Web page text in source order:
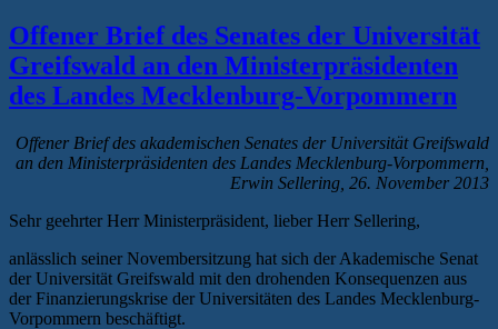
Offener Brief des Senates der Universität
Greifswald an den Ministerpräsidenten
des Landes Mecklenburg-Vorpommern
Offener Brief des akademischen Senates der Universität Greifswald
an den Ministerpräsidenten des Landes Mecklenburg-Vorpommern,
Erwin Sellering, 26. November 2013
Sehr geehrter Herr Ministerpräsident, lieber Herr Sellering,
anlässlich seiner Novembersitzung hat sich der Akademische Senat
der Universität Greifswald mit den drohenden Konsequenzen aus
der Finanzierungskrise der Universitäten des Landes Mecklenburg-
Vorpommern beschäftigt.